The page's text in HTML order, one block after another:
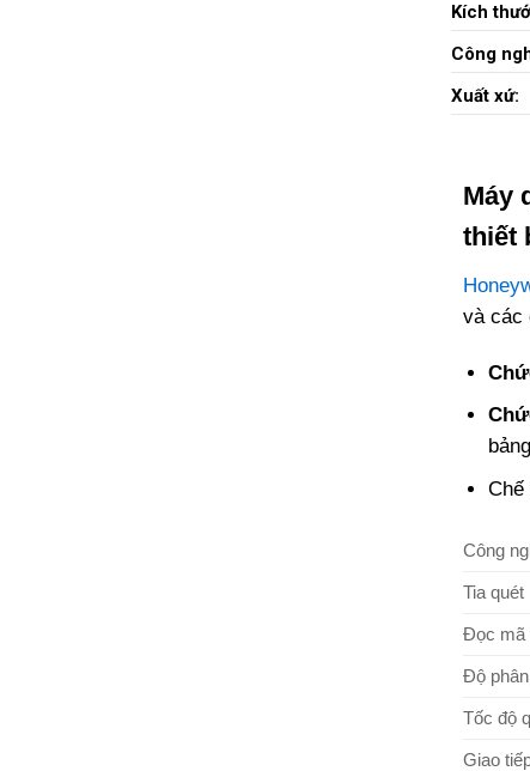
Kích
Công
Xuất xứ:
Máy
thiết
và các
Chế
Công
Tia quét
Đọc mã
Độ
Tốc độ
Giao